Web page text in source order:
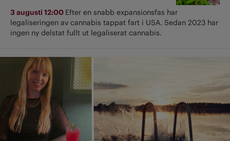
3 augusti 12:00 Efter en snabb expansionsfas har
legaliseringen av cannabis tappat fart i USA. Sedan 2023 har
ingen ny delstat fullt ut ­legaliserat cannabis.